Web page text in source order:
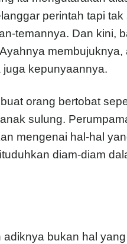
perintah tapi tak
temannya. Dan kini,
membujuknya,
kepunyaannya.
orang bertobat
sulung.
mengenai hal-hal
diam-diam
bukan hal